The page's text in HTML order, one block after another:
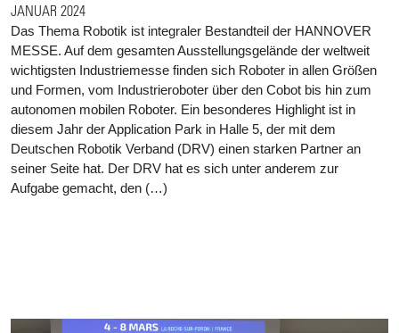
JANUAR 2024
Das Thema Robotik ist integraler Bestandteil der HANNOVER
MESSE. Auf dem gesamten Ausstellungsgelände der weltweit
wichtigsten Industriemesse finden sich Roboter in allen Größen
und Formen, vom Industrieroboter über den Cobot bis hin zum
autonomen mobilen Roboter. Ein besonderes Highlight ist in
diesem Jahr der Application Park in Halle 5, der mit dem
Deutschen Robotik Verband (DRV) einen starken Partner an
seiner Seite hat. Der DRV hat es sich unter anderem zur
Aufgabe gemacht, den (…)